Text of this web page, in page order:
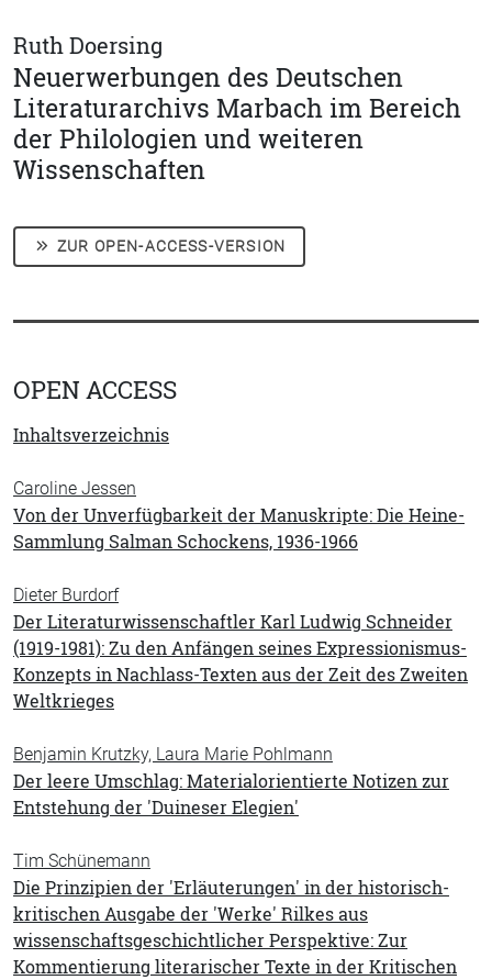
Ruth Doersing
Neuerwerbungen des Deutschen
Literaturarchivs Marbach im Bereich
der Philologien und weiteren
Wissenschaften
ZUR OPEN-ACCESS-VERSION
OPEN ACCESS
Inhaltsverzeichnis
Caroline Jessen
Von der Unverfügbarkeit der Manuskripte: Die Heine-
Sammlung Salman Schockens, 1936-1966
Dieter Burdorf
Der Literaturwissenschaftler Karl Ludwig Schneider
(1919-1981): Zu den Anfängen seines Expressionismus-
Konzepts in Nachlass-Texten aus der Zeit des Zweiten
Weltkrieges
Benjamin Krutzky, Laura Marie Pohlmann
Der leere Umschlag: Materialorientierte Notizen zur
Entstehung der 'Duineser Elegien'
Tim Schünemann
Die Prinzipien der 'Erläuterungen' in der historisch-
kritischen Ausgabe der 'Werke' Rilkes aus
wissenschaftsgeschichtlicher Perspektive: Zur
Kommentierung literarischer Texte in der Kritischen